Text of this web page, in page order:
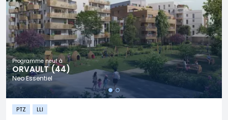
Programme neuf à
ORVAULT (44)
Neo Essentiel
PTZ LLI